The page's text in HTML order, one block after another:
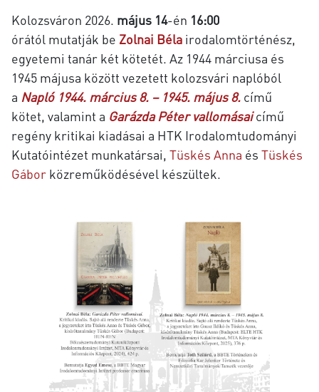
Kolozsváron 2026. május 14-én 16:00
órától mutatják be Zolnai Béla irodalomtörténész,
egyetemi tanár két kötetét. Az 1944 márciusa és
1945 májusa között vezetett kolozsvári naplóból
a Napló 1944. március 8. – 1945. május 8. című
kötet, valamint a Garázda Péter vallomásaicímű
regény kritikai kiadásai a HTK Irodalomtudományi
Kutatóintézet munkatársai, Tüskés Anna és Tüskés
Gáborközreműködésével készültek.